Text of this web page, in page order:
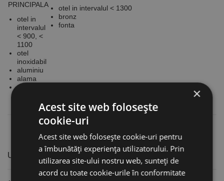
PRINCIPALA
otel in
intervalul
< 900, <
1100
otel
inoxidabil
aluminiu
alama
materiale
otel in intervalul < 1300
bronz
fonta
UTILIZARI
×
Acest site web folosește
cookie-uri
Acest site web folosește cookie-uri pentru
a îmbunătăți experiența utilizatorului. Prin
utilizarea site-ului nostru web, sunteți de
acord cu toate cookie-urile în conformitate